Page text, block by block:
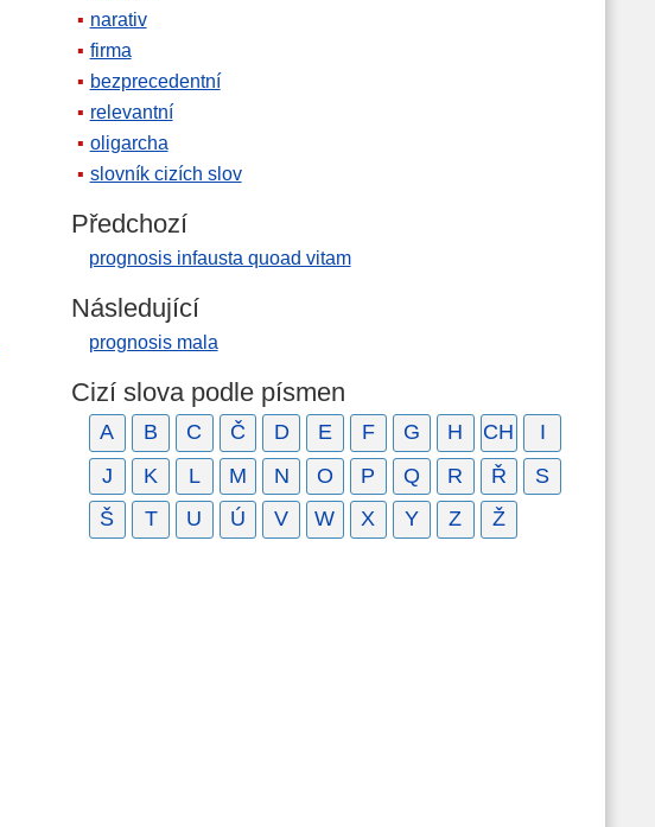
narativ
firma
bezprecedentní
relevantní
oligarcha
slovník cizích slov
Předchozí
prognosis infausta quoad vitam
Následující
prognosis mala
Cizí slova podle písmen
A B C Č D E F G H CH
I
J
K L M N O P Q R Ř
S
Š
T U Ú V W X Y Z Ž